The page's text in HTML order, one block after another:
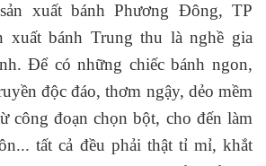
xuất bánh Phương Đông, TP
xuất bánh Trung thu là nghề gia
Để có những chiếc bánh ngon,
độc đáo, thơm ngậy, dẻo mềm
công đoạn chọn bột, cho đến làm
tất cả đều phải thật tỉ mỉ, khắt